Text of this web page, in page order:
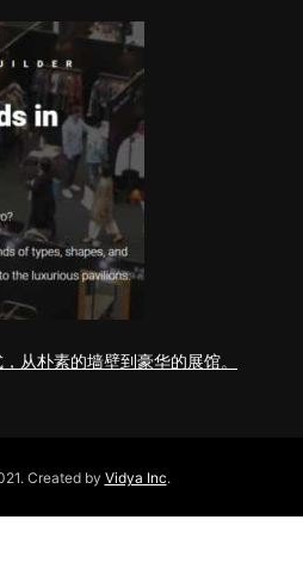
从朴素的墙壁到豪华的展馆。
Created by Vidya Inc.